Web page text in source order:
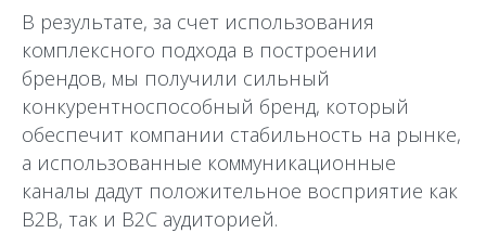
В результате, за счет использования
комплексного подхода в построении
брендов, мы получили сильный
конкурентноспособный бренд, который
обеспечит компании стабильность на рынке,
а использованные коммуникационные
каналы дадут положительное восприятие как
B2B, так и B2C аудиторией.